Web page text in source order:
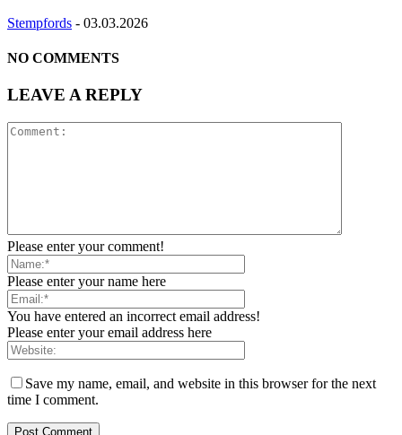
Stempfords - 03.03.2026
NO COMMENTS
LEAVE A REPLY
Please enter your comment!
Please enter your name here
You have entered an incorrect email address!
Please enter your email address here
Save my name, email, and website in this browser for the next
time I comment.